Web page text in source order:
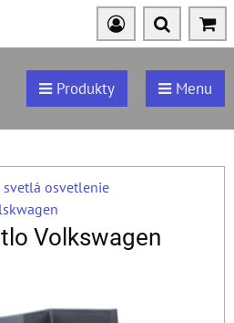
Produkty Menu
svetlá osvetlenie
Volkswagen